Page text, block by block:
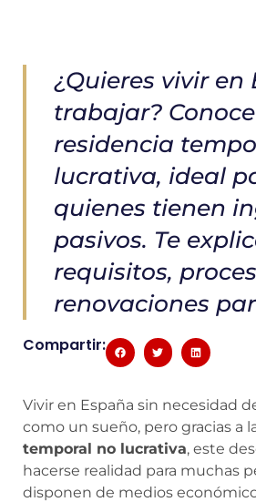
¿Quieres vivir en
trabajar?
residencia
lucrativa, ideal
quienes tienen
pasivos. Te
requisitos,
renovaciones
Compartir:
Vivir en España sin necesidad
como un sueño, pero gracias a
temporal no lucrativa, este
hacerse realidad para muchas
disponen de medios